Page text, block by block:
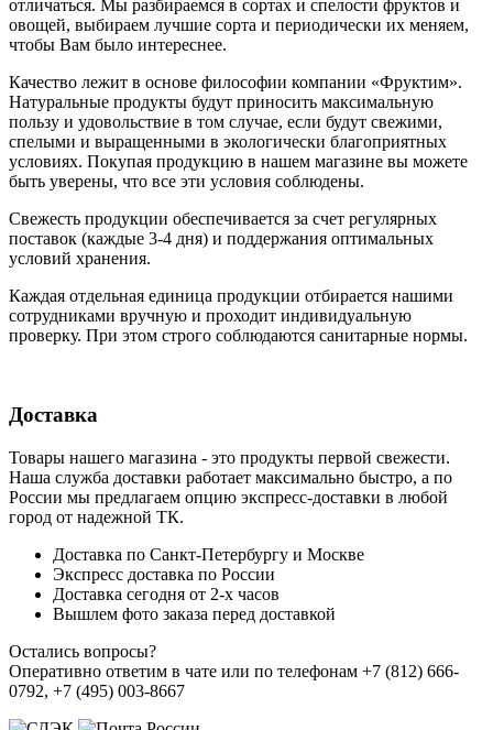
отличаться. Мы разбираемся в сортах и спелости фруктов и
овощей, выбираем лучшие сорта и периодически их меняем,
чтобы Вам было интереснее.
Качество лежит в основе философии компании «Фруктим».
Натуральные продукты будут приносить максимальную
пользу и удовольствие в том случае, если будут свежими,
cпелыми и выращенными в экологически благоприятных
условиях. Покупая продукцию в нашем магазине вы можете
быть уверены, что все эти условия соблюдены.
Свежесть продукции обеспечивается за счет регулярных
поставок (каждые 3-4 дня) и поддержания оптимальных
условий хранения.
Каждая отдельная единица продукции отбирается нашими
сотрудниками вручную и проходит индивидуальную
проверку. При этом строго соблюдаются санитарные нормы.
Доставка
Товары нашего магазина - это продукты первой свежести.
Наша служба доставки работает максимально быстро, а по
России мы предлагаем опцию экспресс-доставки в любой
город от надежной ТК.
Доставка по Санкт-Петербургу и Москве
Экспресс доставка по России
Доставка сегодня от 2-х часов
Вышлем фото заказа перед доставкой
Остались вопросы?
Оперативно ответим в чате или по телефонам +7 (812) 666-
0792, +7 (495) 003-8667